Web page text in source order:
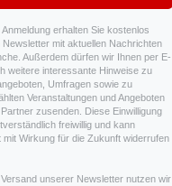
Anmeldung erhalten Sie kostenlos
Newsletter mit aktuellen Nachrichten
Außerdem dürfen wir Ihnen per E-
weitere interessante Hinweise zu
Umfragen sowie zu
Veranstaltungen und Angeboten
zusenden. Diese Einwilligung
freiwillig und kann
mit Wirkung für die Zukunft widerrufen
Versand unserer Newsletter nutzen wir